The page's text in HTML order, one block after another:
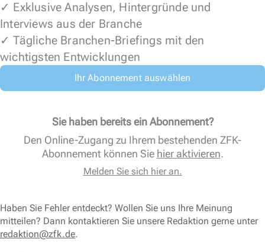
✓ Exklusive Analysen, Hintergründe und
Interviews aus der Branche
✓ Tägliche Branchen-Briefings mit den
wichtigsten Entwicklungen
Ihr Abonnement auswählen
Sie haben bereits ein Abonnement?
Den Online-Zugang zu Ihrem bestehenden ZFK-
Abonnement können Sie hier aktivieren.
Melden Sie sich hier an.
Haben Sie Fehler entdeckt? Wollen Sie uns Ihre Meinung
mitteilen? Dann kontaktieren Sie unsere Redaktion gerne unter
redaktion@zfk.de.